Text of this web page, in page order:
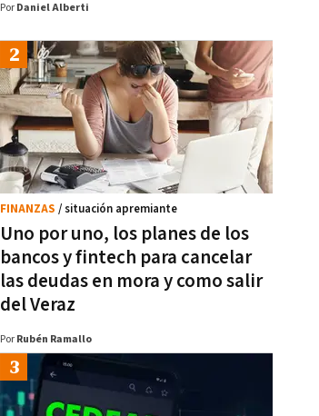
Por Daniel Alberti
Uno por uno, los planes de los
bancos y fintech para cancelar
las deudas en mora y como salir
del Veraz
FINANZAS / situación apremiante
Por Rubén Ramallo